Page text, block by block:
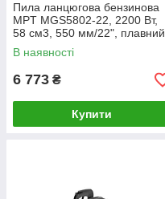
Пила ланцюгова бензинова
MPT MGS5802-22, 2200 Вт,
58 см3, 550 мм/22", плавний
пуск
В наявності
6 773 ₴
Купити